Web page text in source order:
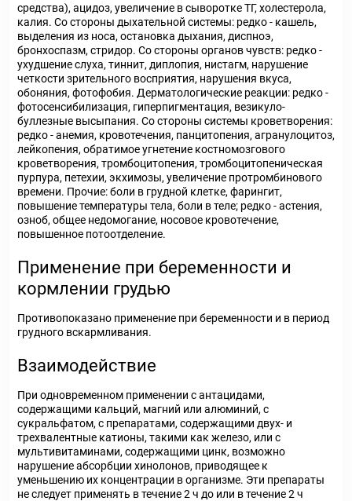
средства), ацидоз, увеличение в сыворотке ТГ, холестерола,
калия. Со стороны дыхательной системы: редко - кашель,
выделения из носа, остановка дыхания, диспноэ,
бронхоспазм, стридор. Со стороны органов чувств: редко -
ухудшение слуха, тиннит, диплопия, нистагм, нарушение
четкости зрительного восприятия, нарушения вкуса,
обоняния, фотофобия. Дерматологические реакции: редко -
фотосенсибилизация, гиперпигментация, везикуло-
буллезные высыпания. Со стороны системы кроветворения:
редко - анемия, кровотечения, панцитопения, агранулоцитоз,
лейкопения, обратимое угнетение костномозгового
кроветворения, тромбоцитопения, тромбоцитопеническая
пурпура, петехии, экхимозы, увеличение протромбинового
времени. Прочие: боли в грудной клетке, фарингит,
повышение температуры тела, боли в теле; редко - астения,
озноб, общее недомогание, носовое кровотечение,
повышенное потоотделение.
Применение при беременности и
кормлении грудью
Противопоказано применение при беременности и в период
грудного вскармливания.
Взаимодействие
При одновременном применении с антацидами,
содержащими кальций, магний или алюминий, с
сукральфатом, с препаратами, содержащими двух- и
трехвалентные катионы, такими как железо, или с
мультивитаминами, содержащими цинк, возможно
нарушение абсорбции хинолонов, приводящее к
уменьшению их концентрации в организме. Эти препараты
не следует применять в течение 2 ч до или в течение 2 ч